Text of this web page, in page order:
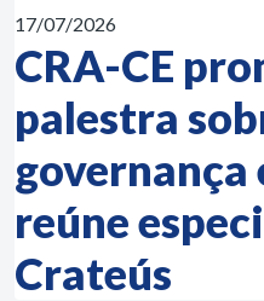
17/07/2026
CRA-CE
palestra
governança
reúne
Crateús